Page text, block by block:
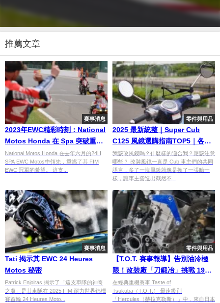
推薦文章
賽事消息
2023年EWC精彩時刻：National
Motos Honda 在 Spa 突破重重
難關
National Motos Honda 在去年六月的24H
SPA EWC Motos中領先，重燃了其 FIM
EWC 冠軍的希望。 這支...
零件與用品
2025 最新統整｜Super Cub
C125 風鏡選購指南TOP5｜各品
牌特色與功能一篇整理給你
我該改風鏡嗎？什麼樣的適合我？應該注意
哪些？ 改裝風鏡一直是 Cub 車主們的共同
語言，多了一塊風鏡就像是換了一張臉一
樣，讓車主營造出截然不...
賽事消息
Tati 揭示其 EWC 24 Heures
Motos 秘密
Patrick Enjolras 揭示了「這支車隊的神奇
之處」是其車隊在 2025 FIM 耐力世界錦標
賽首輪 24 Heures Moto...
零件與用品
【T.O.T. 賽事報導】告別油冷極
限！改裝廠「刀鍛冶」挑戰 190
匹馬力「隼」引擎 Katana 戰車
全解析
在經典重機賽事 Taste of
Tsukuba（T.O.T.） 最速級別
「Hercules（赫拉克勒斯）」中，來自日本